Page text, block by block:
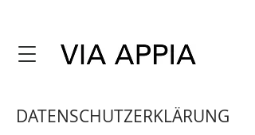
DATENSCHUTZERKLÄRUNG